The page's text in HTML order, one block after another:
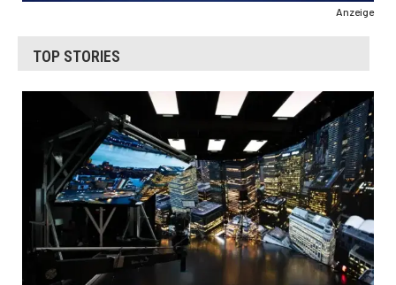
Anzeige
TOP STORIES